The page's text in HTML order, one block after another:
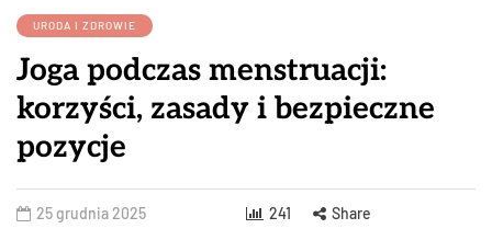
URODA I ZDROWIE
Joga podczas menstruacji:
korzyści, zasady i bezpieczne
pozycje
25 grudnia 2025 241 Share